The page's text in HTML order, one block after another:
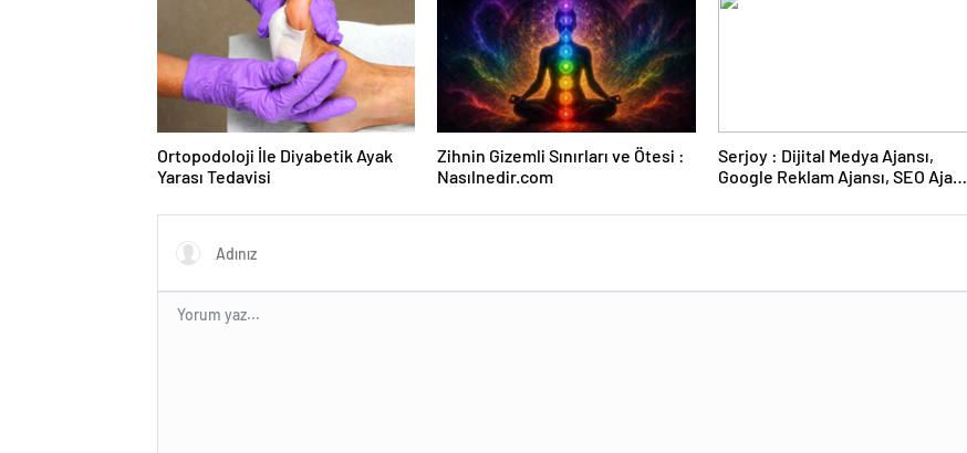
Ortopodoloji İle Diyabetik Ayak
Yarası Tedavisi
Zihnin Gizemli Sınırları ve Ötesi :
Nasılnedir.com
Serjoy : Dijital Medya Ajansı,
Google Reklam Ajansı, SEO Ajansı